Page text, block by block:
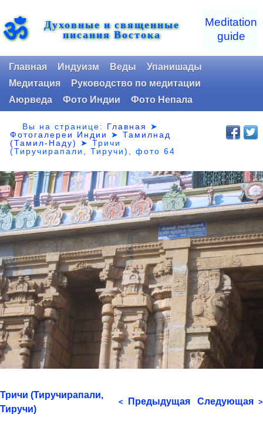
ॐ Духовные и священные
писания Востока
Meditation
guide
Главная Индуизм Веды
Упанишады
Медитация
Руководство по медитации
Аюрведа
Фото Индии Фото Непала
Вы на странице: Главная
➤
Фотогалереи Индии
➤Тамилнад
(Тамил-Наду)
➤Тричи
(Тиручирапали, Тиручи), фото 64
Тричи (Тиручирапали,
Тиручи)
< Предыдущая Следующая >